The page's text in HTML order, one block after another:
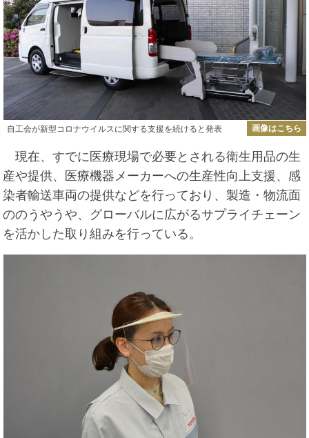
自工会が新型コロナウイルスに関する支援を続けると発表 画像はこちら
現在、すでに医療現場で必要とされる衛生用品の生
産や提供、医療機器メーカーへの生産性向上支援、感
染者輸送車両の提供などを行っており、製造・物流面
ののうやうや、グローバルに広がるサプライチェーン
を活かした取り組みを行っている。